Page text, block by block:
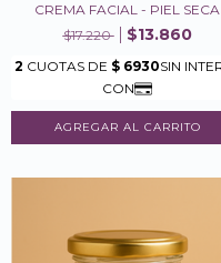
CREMA FACIAL - PIEL SECA
$17.220
$13.860